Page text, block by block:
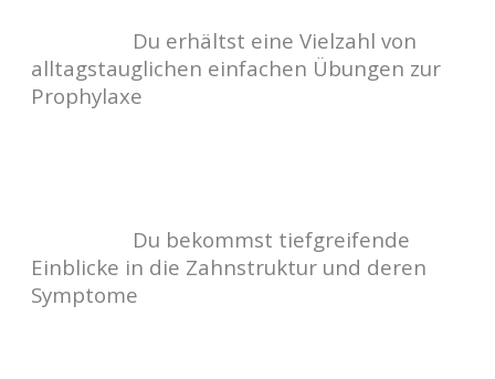
Du erhältst eine Vielzahl von
alltagstauglichen einfachen Übungen zur
Prophylaxe
Du bekommst tiefgreifende
Einblicke in die Zahnstruktur und deren
Symptome